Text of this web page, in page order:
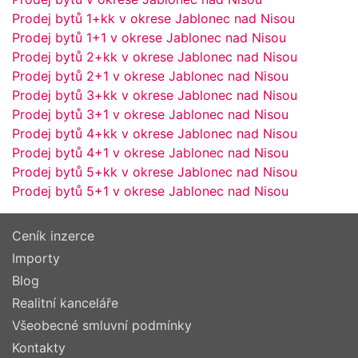
Prodej bytů 1+kk v okrese Jablonec nad Nisou
Prodej bytů 1+1 v okrese Jablonec nad Nisou
Prodej bytů 2+kk v okrese Jablonec nad Nisou
Prodej bytů 2+1 v okrese Jablonec nad Nisou
Prodej bytů 3+kk v okrese Jablonec nad Nisou
Prodej bytů 3+1 v okrese Jablonec nad Nisou
Prodej bytů 4+kk v okrese Jablonec nad Nisou
Prodej bytů 4+1 v okrese Jablonec nad Nisou
Prodej bytů 5+kk v okrese Jablonec nad Nisou
Prodej bytů 5+1 v okrese Jablonec nad Nisou
Ceník inzerce
Importy
Blog
Realitní kanceláře
Všeobecné smluvní podmínky
Kontakty